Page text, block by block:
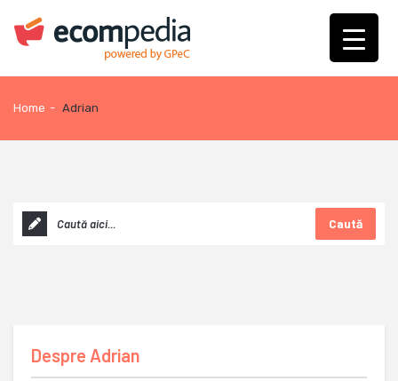
Home - Adrian
Caută
Despre Adrian